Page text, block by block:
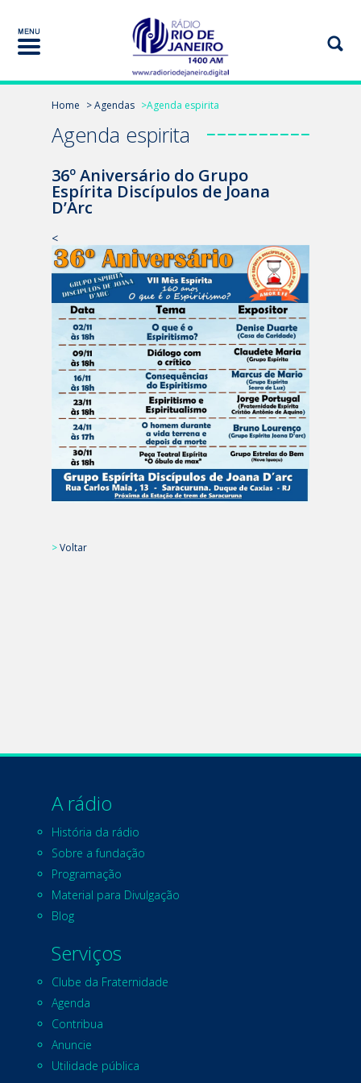
Home > Agendas >Agenda espirita
Agenda espirita
36º Aniversário do Grupo
Espírita Discípulos de Joana
D’Arc
<
>Voltar
A rádio
História da rádio
Sobre a fundação
Programação
Material para Divulgação
Blog
Serviços
Clube da Fraternidade
Agenda
Contribua
Anuncie
Utilidade pública